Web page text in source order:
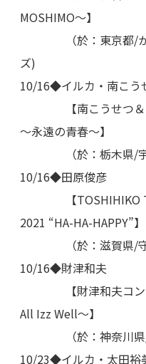
MOSHIMO～】
（於：東京都/かつ
ズ)
10/16◆イルカ・南こう
【南こうせつ＆イ
～永遠の青春～】
（於：栃木県/宇都
10/16◆田原俊彦
【TOSHIHIKO
2021 “HA-HA-HAPPY”】
（於：滋賀県/守山
10/16◆財津和夫
【財津和夫コンサ
All Izz Well～】
（於：神奈川県/よ
10/23◆イルカ・太田裕